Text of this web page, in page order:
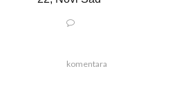
komentara